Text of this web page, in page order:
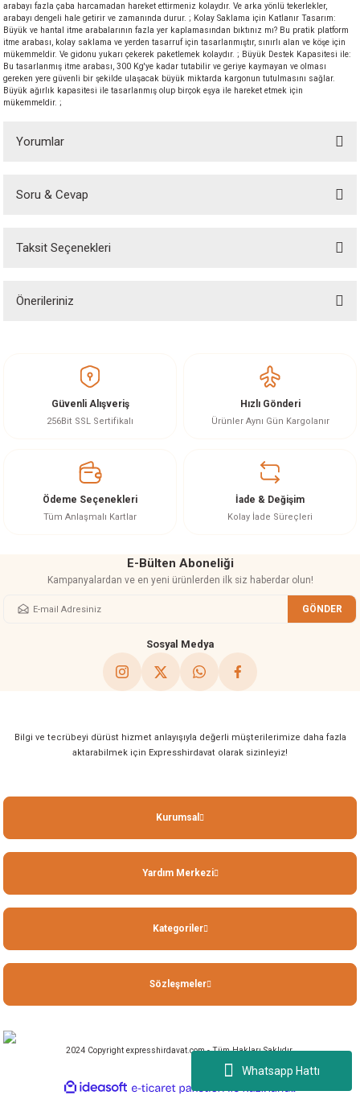
Whatsapp Hattı
arabayı fazla çaba harcamadan hareket ettirmeniz kolaydır. Ve arka yönlü tekerlekler,
arabayı dengeli hale getirir ve zamanında durur. ; Kolay Saklama için Katlanır Tasarım:
Büyük ve hantal itme arabalarının fazla yer kaplamasından bıktınız mı? Bu pratik platform
itme arabası, kolay saklama ve yerden tasarruf için tasarlanmıştır, sınırlı alan ve köşe için
mükemmeldir. Ve gidonu yukarı çekerek paketlemek kolaydır. ; Büyük Destek Kapasitesi ile:
Bu tasarlanmış itme arabası, 300 Kg'ye kadar tutabilir ve geriye kaymayan ve olması
gereken yere güvenli bir şekilde ulaşacak büyük miktarda kargonun tutulmasını sağlar.
Büyük ağırlık kapasitesi ile tasarlanmış olup birçok eşya ile hareket etmek için
mükemmeldir. ;
Yorumlar
Soru & Cevap
Ürün hakkında henüz soru sorulmamış.
Taksit Seçenekleri
Önerileriniz
Görüş ve önerileriniz için teşekkür ederiz.
Ürün resmi kalitesiz, bozuk veya görüntülenemiyor.
Ürün bilgilerinde hatalar bulunuyor.
Bu ürüne benzer farklı alternatifler olmalı.
Güvenli Alışveriş
256Bit SSL Sertifikalı
Hızlı Gönderi
Ürünler Aynı Gün Kargolanır
Ödeme Seçenekleri
Tüm Anlaşmalı Kartlar
İade & Değişim
Kolay İade Süreçleri
E-Bülten Aboneliği
Kampanyalardan ve en yeni ürünlerden ilk siz haberdar olun!
GÖNDER
Sosyal Medya
Bilgi ve tecrübeyi dürüst hizmet anlayışıyla değerli müşterilerimize daha fazla
aktarabilmek için Expresshirdavat olarak sizinleyiz!
Kurumsal
Yardım Merkezi
Kategoriler
Sözleşmeler
2024 Copyright expresshirdavat.com - Tüm Hakları Saklıdır.
ideasoft